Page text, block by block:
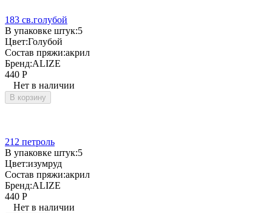
183 св.голубой
В упаковке штук:5
Цвет:Голубой
Состав пряжи:акрил
Бренд:ALIZE
440 Р
Нет в наличии
В корзину
212 петроль
В упаковке штук:5
Цвет:изумруд
Состав пряжи:акрил
Бренд:ALIZE
440 Р
Нет в наличии